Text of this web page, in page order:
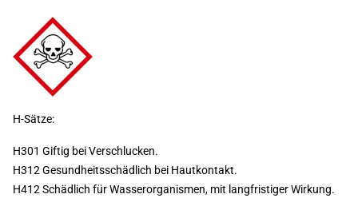
H-Sätze:
H301 Giftig bei Verschlucken.
H312 Gesundheitsschädlich bei Hautkontakt.
H412 Schädlich für Wasserorganismen, mit langfristiger Wirkung.